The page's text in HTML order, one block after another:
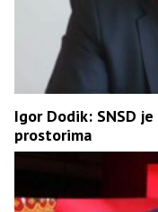
Igor Dodik: SNSD
prostorima